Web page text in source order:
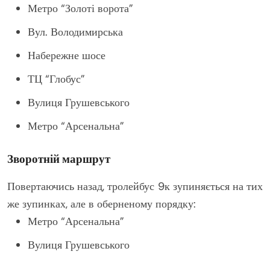
Метро “Золоті ворота”
Вул. Володимирська
Набережне шосе
ТЦ “Глобус”
Вулиця Грушевського
Метро “Арсенальна”
Зворотній маршрут
Повертаючись назад, тролейбус 9к зупиняється на тих
же зупинках, але в оберненому порядку:
Метро “Арсенальна”
Вулиця Грушевського